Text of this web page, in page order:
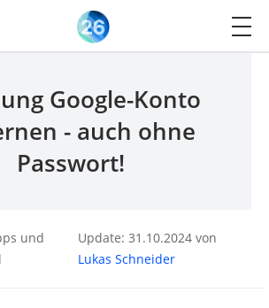
Google-Konto
- auch ohne
Passwort!
und
Update: 31.10.2024 von
Lukas Schneider